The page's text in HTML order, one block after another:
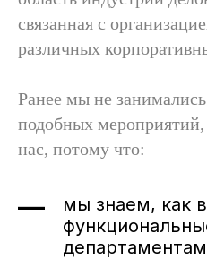
связанная с
различных
Ранее мы не
подобных мероприятий,
нас, потому что:
мы знаем, как